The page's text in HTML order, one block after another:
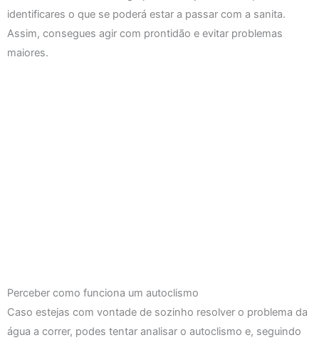
identificares o que se poderá estar a passar com a sanita.
Assim, consegues agir com prontidão e evitar problemas
maiores.
Perceber como funciona um autoclismo
Caso estejas com vontade de sozinho resolver o problema da
água a correr, podes tentar analisar o autoclismo e, seguindo